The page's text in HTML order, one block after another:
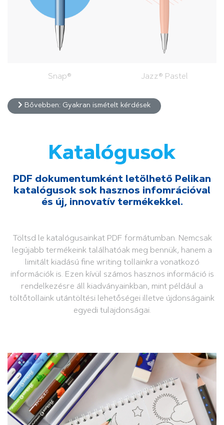
Snap® Jazz® Pastel
Bővebben: Gyakran ismételt kérdések
Katalógusok
PDF dokumentumként letölhető Pelikan
katalógusok sok hasznos infomrációval
és új, innovatív termékekkel.
Töltsd le katalógusainkat PDF formátumban. Nemcsak
legújabb termékeink találhatóak meg bennük, hanem a
limitált kiadású fine writing tollainkra vonatkozó
információk is. Ezen kívül számos hasznos információ is
rendelkezésre áll kiadványainkban, mint például a
töltőtollaink utántöltési lehetőségei illetve újdonságaink
egyedi tulajdonságai.